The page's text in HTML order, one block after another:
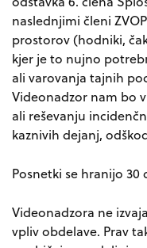
naslednjimi členi
prostorov (hodniki,
kjer je to nujno
ali varovanja tajnih
Videonadzor nam bo
ali reševanju
kaznivih dejanj,
Posnetki se hranijo 30
Videonadzora ne
vpliv obdelave. Prav